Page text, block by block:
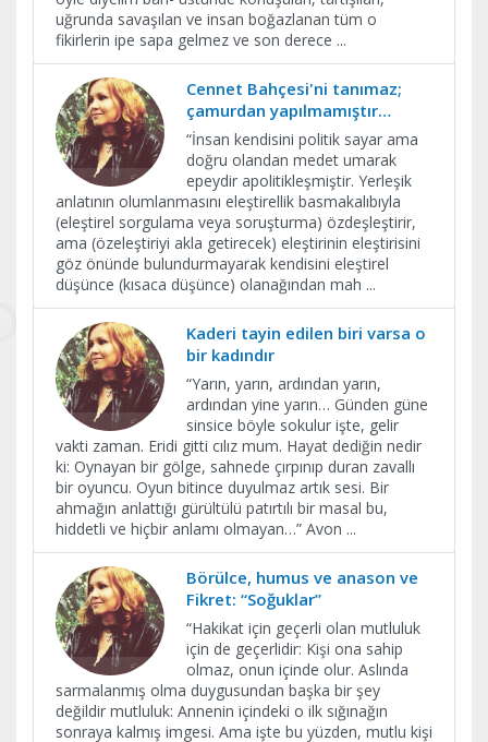
uğrunda savaşılan ve insan boğazlanan tüm o
fikirlerin ipe sapa gelmez ve son derece ...
Cennet Bahçesi'ni tanımaz;
çamurdan yapılmamıştır…
​“İnsan kendisini politik sayar ama
doğru olandan medet umarak
epeydir apolitikleşmiştir. Yerleşik
anlatının olumlanmasını eleştirellik basmakalıbıyla
(eleştirel sorgulama veya soruşturma) özdeşleştirir,
ama (özeleştiriyi akla getirecek) eleştirinin eleştirisini
göz önünde bulundurmayarak kendisini eleştirel
düşünce (kısaca düşünce) olanağından mah ...
Kaderi tayin edilen biri varsa o
bir kadındır
“Yarın, yarın, ardından yarın,
ardından yine yarın… Günden güne
sinsice böyle sokulur işte, gelir
vakti zaman. Eridi gitti cılız mum. Hayat dediğin nedir
ki: Oynayan bir gölge, sahnede çırpınıp duran zavallı
bir oyuncu. Oyun bitince duyulmaz artık sesi. Bir
ahmağın anlattığı gürültülü patırtılı bir masal bu,
hiddetli ve hiçbir anlamı olmayan…” Avon ...
Börülce, humus ve anason ve
Fikret: “Soğuklar”
“Hakikat için geçerli olan mutluluk
için de geçerlidir: Kişi ona sahip
olmaz, onun içinde olur. Aslında
sarmalanmış olma duygusundan başka bir şey
değildir mutluluk: Annenin içindeki o ilk sığınağın
sonraya kalmış imgesi. Ama işte bu yüzden, mutlu kişi